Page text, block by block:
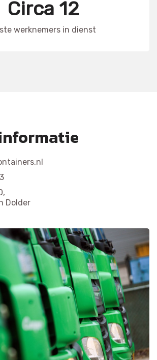
Circa 12
werknemers in dienst
Dolder